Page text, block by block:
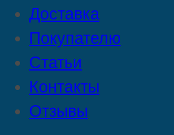
Доставка
Покупателю
Статьи
Контакты
Отзывы